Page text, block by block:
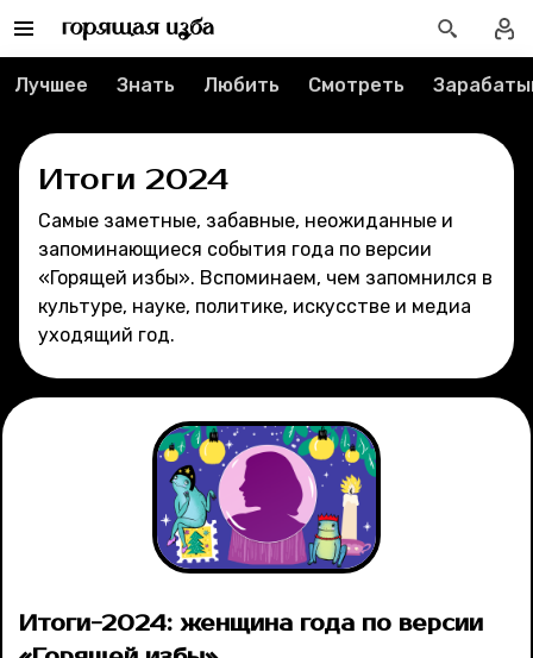
Спецпроекты
Контакты
Мерч
Тесты
Лучшее Знать Любить Смотреть
Итоги 2024
Самые заметные, забавные, неожиданные и
запоминающиеся события года по версии
«Горящей избы». Вспоминаем, чем запомнился в
культуре, науке, политике, искусстве и медиа
уходящий год.
Итоги-2024: женщина года по версии